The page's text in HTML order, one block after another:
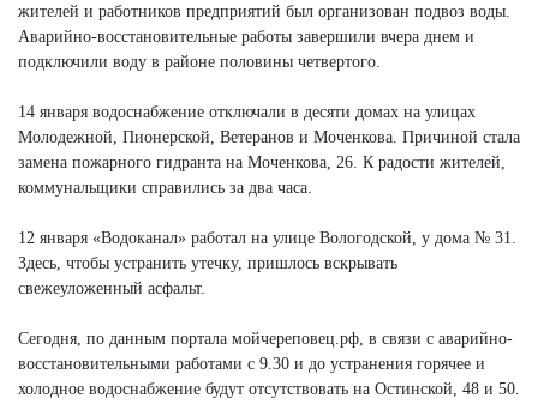
жителей и работников предприятий был организован подвоз воды.
Аварийно-восстановительные работы завершили вчера днем и
подключили воду в районе половины четвертого.
14 января водоснабжение отключали в десяти домах на улицах
Молодежной, Пионерской, Ветеранов и Моченкова. Причиной стала
замена пожарного гидранта на Моченкова, 26. К радости жителей,
коммунальщики справились за два часа.
12 января «Водоканал» работал на улице Вологодской, у дома № 31.
Здесь, чтобы устранить утечку, пришлось вскрывать
свежеуложенный асфальт.
Сегодня, по данным портала мойчереповец.рф, в связи с аварийно-
восстановительными работами с 9.30 и до устранения горячее и
холодное водоснабжение будут отсутствовать на Остинской, 48 и 50.